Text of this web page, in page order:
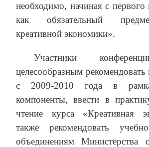
необходимо, начиная с первого
как обязательный
креативной экономики».
Участники
целесообразным рекомендовать
с 2009-2010 года в
компоненты, ввести в
чтение курса «Креативная
также рекомендовать
объединениям Министерства